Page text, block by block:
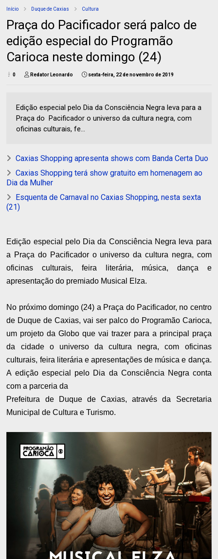
Início Duque de Caxias Cultura
Praça do Pacificador será palco de
edição especial do Programão
Carioca neste domingo (24)
0 Redator Leonardo sexta-feira, 22 de novembro de 2019
Edição especial pelo Dia da Consciência Negra leva para a
Praça do Pacificador o universo da cultura negra, com
oficinas culturais, fe...
Caxias Shopping apresenta shows com Banda Certa Duo
Caxias Shopping terá show gratuito em homenagem ao
Dia da Mulher
Esquenta de Carnaval no Caxias Shopping, nesta sexta
(21)
Edição especial pelo Dia da Consciência Negra leva para
a Praça do Pacificador o universo da cultura negra, com
oficinas culturais, feira
literária, música, dança e
apresentação do premiado Musical Elza.
No próximo domingo (24) a Praça do Pacificador, no centro
de Duque deCaxias, vai ser palco do Programão Carioca,
um projeto da Globo que vai trazer para a principal praça
da cidade o universo da cultura negra, com oficinas
culturais, feira literária e apresentações de música e dança.
Aedição especial pelo Dia da Consciência Negra conta
com a parceria da
Prefeitura de Duque de Caxias, através da Secretaria
Municipal deCultura e Turismo.